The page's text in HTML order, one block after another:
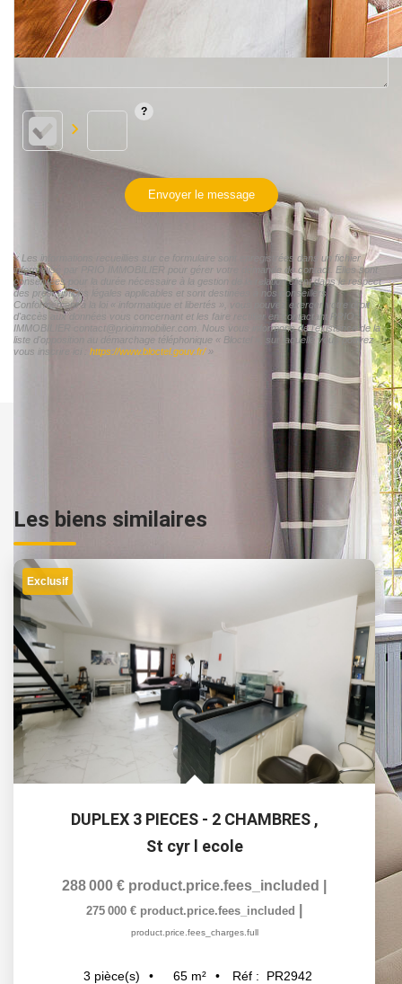
Envoyer le message
« Les informations recueillies sur ce formulaire sont enregistrées dans un fichier
informatisé par PRIO IMMOBILIER pour gérer votre demande de contact. Elles sont
conservées pour la durée nécessaire à la gestion de la relation client dans le respect
des prescriptions légales applicables et sont destinées à nos conseillers
Conformément à la loi « informatique et libertés », vous pouvez exercer votre droit
d'accès aux données vous concernant et les faire rectifier en contactant PRIO
IMMOBILIER contact@prioimmobilier.com. Nous vous informons de l'existence de la
liste d'opposition au démarchage téléphonique « Bloctel », sur laquelle vous pouvez
vous inscrire ici : https://www.bloctel.gouv.fr/»
Les biens similaires
Exclusif
DUPLEX 3 PIECES - 2 CHAMBRES ,
St cyr l ecole
288 000 € product.price.fees_included
275 000 € product.price.fees_included
product.price.fees_charges.full
3 pièce(s) 65 m² Réf : PR2942